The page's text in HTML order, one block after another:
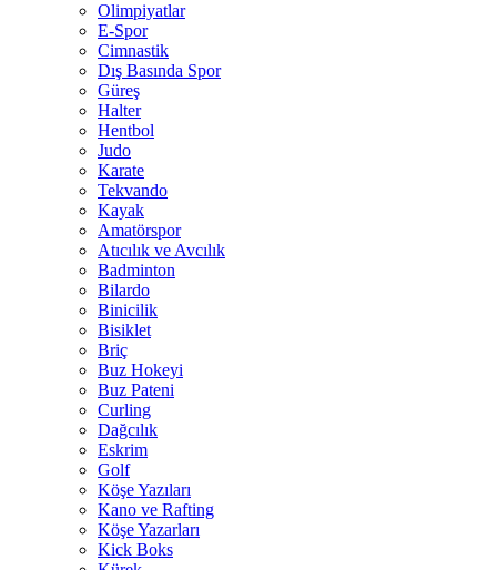
Olimpiyatlar
E-Spor
Cimnastik
Dış Basında Spor
Güreş
Halter
Hentbol
Judo
Karate
Tekvando
Kayak
Amatörspor
Atıcılık ve Avcılık
Badminton
Bilardo
Binicilik
Bisiklet
Briç
Buz Hokeyi
Buz Pateni
Curling
Dağcılık
Eskrim
Golf
Köşe Yazıları
Kano ve Rafting
Köşe Yazarları
Kick Boks